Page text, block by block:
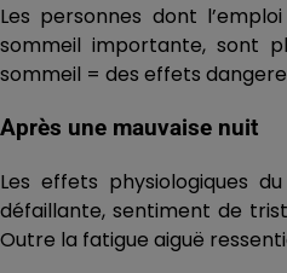
Les personnes dont
sommeil importante, sont
sommeil = des effets
Après une mauvaise nuit
Les effets physiologiques
défaillante, sentiment de
Outre la fatigue aiguë